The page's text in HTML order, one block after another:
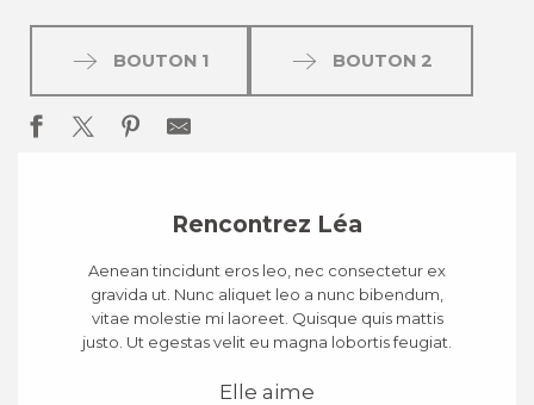
BOUTON 1 BOUTON 2
Rencontrez Léa
Aenean tincidunt eros leo, nec consectetur ex
gravida ut. Nunc aliquet leo a nunc bibendum,
vitae molestie mi laoreet. Quisque quis mattis
justo. Ut egestas velit eu magna lobortis feugiat.
Elle aime